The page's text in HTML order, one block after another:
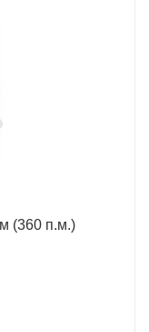
(360 п.м.)